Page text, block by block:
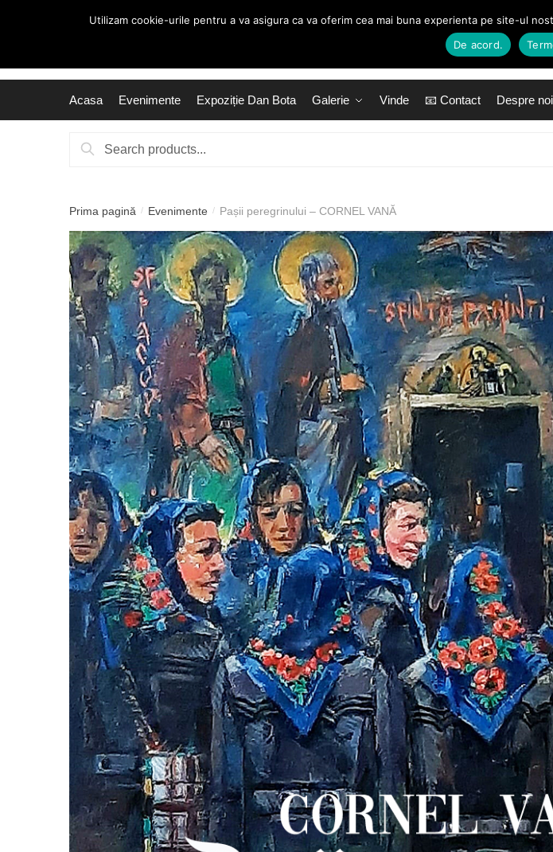
Acasa Evenimente Expoziție Dan Bota Galerie Vinde 📧 Contact Despre noi
Caută
după:
Prima pagină / Evenimente / Pașii peregrinului – CORNEL VANĂ
Utilizam cookie-urile pentru a va asigura ca va oferim cea mai buna experienta pe site-ul
De acord.